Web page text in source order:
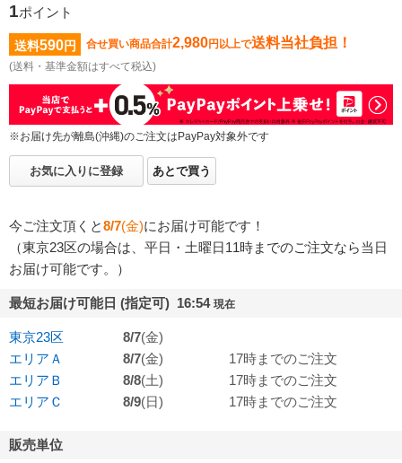
1ポイント
送料590円 合せ買い商品合計2,980円以上で送料当社負担！
(送料・基準金額はすべて税込)
※お届け先が離島(沖縄)のご注文はPayPay対象外です
お気に入りに登録 あとで買う
今ご注文頂くと8/7(金)にお届け可能です！
（東京23区の場合は、平日・土曜日11時までのご注文なら当日
お届け可能です。）
最短お届け可能日 (指定可) 16:54 現在
東京23区 8/7(金)
エリアＡ
8/7(金)
17時までのご注文
エリアＢ
8/8(土)
17時までのご注文
エリアＣ
8/9(日) 17時までのご注文
販売単位